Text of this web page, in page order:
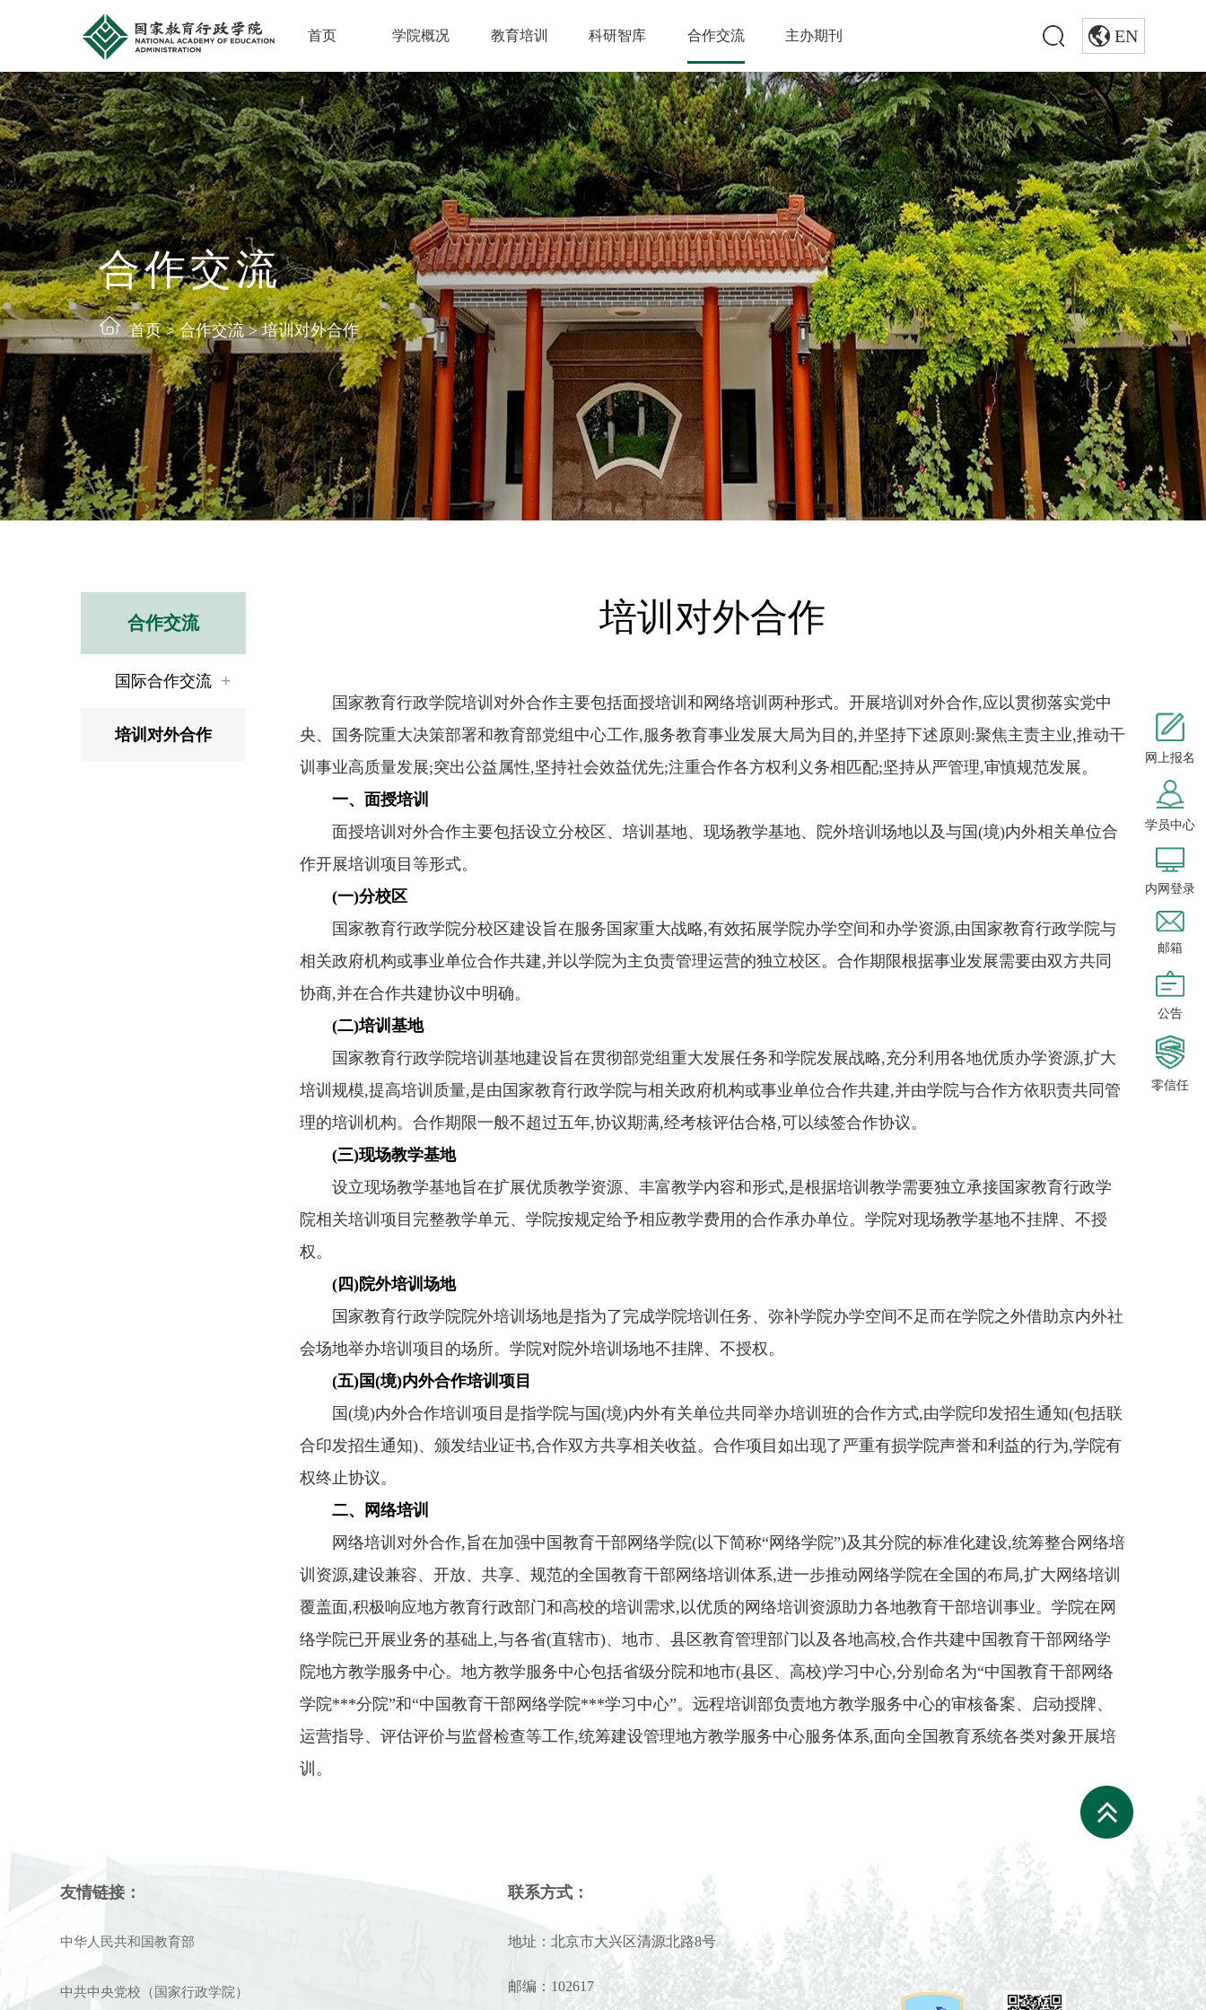
首页 学院概况 教育培训 科研智库 合作交流 主办期刊 EN
网上报名
学员中心
内网登录
邮箱
公告
零信任
首页>合作交流>培训对外合作
合作交流
合作交流
国际合作交流
培训对外合作
培训对外合作
国家教育行政学院培训对外合作主要包括面授培训和网络培训两种形式。开展培训对外合作,应以贯彻落实党中
央、国务院重大决策部署和教育部党组中心工作,服务教育事业发展大局为目的,并坚持下述原则:聚焦主责主业,推动干
训事业高质量发展;突出公益属性,坚持社会效益优先;注重合作各方权利义务相匹配;坚持从严管理,审慎规范发展。
一、面授培训
面授培训对外合作主要包括设立分校区、培训基地、现场教学基地、院外培训场地以及与国(境)内外相关单位合
作开展培训项目等形式。
(一)分校区
国家教育行政学院分校区建设旨在服务国家重大战略,有效拓展学院办学空间和办学资源,由国家教育行政学院与
相关政府机构或事业单位合作共建,并以学院为主负责管理运营的独立校区。合作期限根据事业发展需要由双方共同
协商,并在合作共建协议中明确。
(二)培训基地
国家教育行政学院培训基地建设旨在贯彻部党组重大发展任务和学院发展战略,充分利用各地优质办学资源,扩大
培训规模,提高培训质量,是由国家教育行政学院与相关政府机构或事业单位合作共建,并由学院与合作方依职责共同管
理的培训机构。合作期限一般不超过五年,协议期满,经考核评估合格,可以续签合作协议。
(三)现场教学基地
设立现场教学基地旨在扩展优质教学资源、丰富教学内容和形式,是根据培训教学需要独立承接国家教育行政学
院相关培训项目完整教学单元、学院按规定给予相应教学费用的合作承办单位。学院对现场教学基地不挂牌、不授
权。
(四)院外培训场地
国家教育行政学院院外培训场地是指为了完成学院培训任务、弥补学院办学空间不足而在学院之外借助京内外社
会场地举办培训项目的场所。学院对院外培训场地不挂牌、不授权。
(五)国(境)内外合作培训项目
国(境)内外合作培训项目是指学院与国(境)内外有关单位共同举办培训班的合作方式,由学院印发招生通知(包括联
合印发招生通知)、颁发结业证书,合作双方共享相关收益。合作项目如出现了严重有损学院声誉和利益的行为,学院有
权终止协议。
二、网络培训
网络培训对外合作,旨在加强中国教育干部网络学院(以下简称“网络学院”)及其分院的标准化建设,统筹整合网络培
训资源,建设兼容、开放、共享、规范的全国教育干部网络培训体系,进一步推动网络学院在全国的布局,扩大网络培训
覆盖面,积极响应地方教育行政部门和高校的培训需求,以优质的网络培训资源助力各地教育干部培训事业。学院在网
络学院已开展业务的基础上,与各省(直辖市)、地市、县区教育管理部门以及各地高校,合作共建中国教育干部网络学
院地方教学服务中心。地方教学服务中心包括省级分院和地市(县区、高校)学习中心,分别命名为“中国教育干部网络
学院***分院”和“中国教育干部网络学院***学习中心”。远程培训部负责地方教学服务中心的审核备案、启动授牌、
运营指导、评估评价与监督检查等工作,统筹建设管理地方教学服务中心服务体系,面向全国教育系统各类对象开展培
训。
友情链接：
中华人民共和国教育部
中共中央党校（国家行政学院）
联系方式：
地址：北京市大兴区清源北路8号
邮编：102617